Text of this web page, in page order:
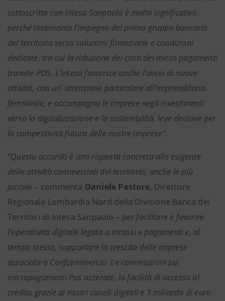
sottoscritto con Intesa Sanpaolo è molto significativo
perché testimonia l’impegno del primo gruppo bancario
del territorio verso soluzioni finanziarie e condizioni
dedicate, tra cui la riduzione dei costi dei micro pagamenti
tramite POS. L’intesa favorisce anche l’avvio di nuove
attività, con un’ attenzione particolare all’imprenditoria
femminile, e accompagna le imprese negli investimenti
verso la digitalizzazione e la sostenibilità, leve decisive per
la competitività futura delle nostre imprese”.
“Questo accordo è una risposta concreta alle esigenze
delle attività commerciali del territorio, anche le più
piccole – commenta Daniele Pastore, Direttore
Regionale Lombardia Nord della Divisione Banca dei
Territori di Intesa Sanpaolo – per facilitare e favorire
l’operatività digitale legata a incassi e pagamenti e, al
tempo stesso, supportare la crescita delle imprese
associate a Confcommercio. Le commissioni sui
micropagamenti Pos azzerate, la facilità di accesso al
credito grazie ai nostri canali digitali e 1 miliardo di euro